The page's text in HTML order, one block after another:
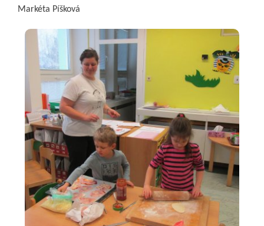
Markéta Píšková